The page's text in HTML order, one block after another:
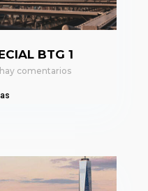
BTG 1
comentarios